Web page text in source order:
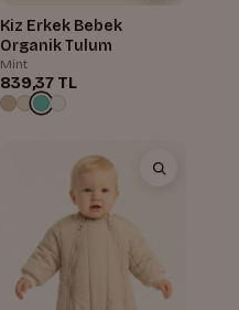
Kiz Erkek Bebek
Organik Tulum
Mint
839,37 TL